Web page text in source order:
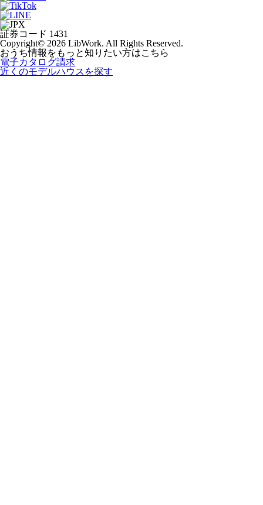
証券コード 1431
Copyright© 2026 LibWork. All Rights Reserved.
おうち情報をもっと知りたい方はこちら
電子カタログ請求
近くのモデルハウスを探す